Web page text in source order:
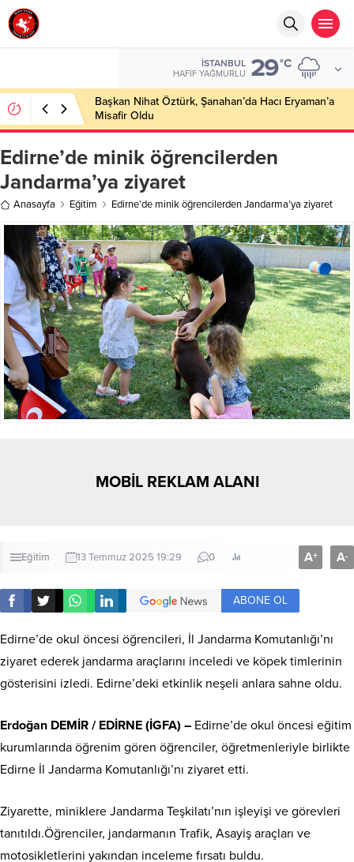
İSTANBUL
HAFIF YAĞMURLU 29°C
Başkan Nihat Öztürk, Şanahan’da Hacı Eryaman’a
Misafir Oldu
Edirne’de minik öğrencilerden
Jandarma’ya ziyaret
Anasayfa Eğitim Edirne’de minik öğrencilerden Jandarma’ya ziyaret
MOBİL REKLAM ALANI
Eğitim 13 Temmuz 2025 19:29 0 A+ A-
ABONE OL
Edirne’de okul öncesi öğrencileri, İl Jandarma Komutanlığı’nı
ziyaret ederek jandarma araçlarını inceledi ve köpek timlerinin
gösterisini izledi. Edirne’deki etkinlik neşeli anlara sahne oldu.
Erdoğan DEMİR / EDİRNE (İGFA) – Edirne’de okul öncesi eğitim
kurumlarında öğrenim gören öğrenciler, öğretmenleriyle birlikte
Edirne İl Jandarma Komutanlığı’nı ziyaret etti.
Ziyarette, miniklere Jandarma Teşkilatı’nın işleyişi ve görevleri
tanıtıldı.Öğrenciler, jandarmanın Trafik, Asayiş araçları ve
motosikletlerini yakından inceleme fırsatı buldu.